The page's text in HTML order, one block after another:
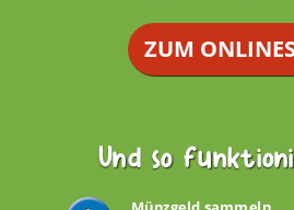
ZUM
Und so
Münzgeld sammeln